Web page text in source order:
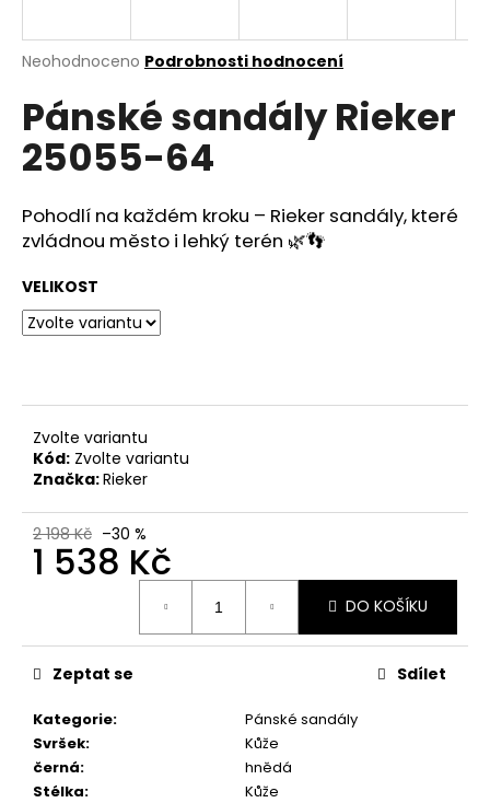
Průměrné
produktu
je
0,0
z
hvězdiček.
Neohodnoceno Podrobnosti hodnocení
Pánské sandály Rieker
25055-64
Pohodlí na každém kroku – Rieker sandály, které
zvládnou město i lehký terén 🌿👣
VELIKOST
Zvolte variantu
Kód: Zvolte variantu
Značka:Rieker
2 198 Kč –30 %
1 538 Kč
DO KOŠÍKU
Kategorie:
Pánské sandály
Svršek:
Kůže
černá:
hnědá
Stélka: Kůže
Zeptat se Sdílet
j
t
?
HLEDAT
p
u
č
u
RIEKER
35
998
Kč